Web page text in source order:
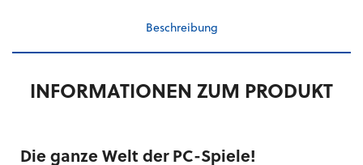
Beschreibung
INFORMATIONEN ZUM PRODUKT
Die ganze Welt der PC-Spiele!